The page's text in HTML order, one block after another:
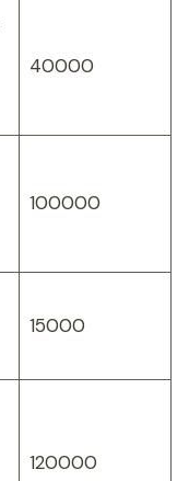
40000
100000
15000
120000